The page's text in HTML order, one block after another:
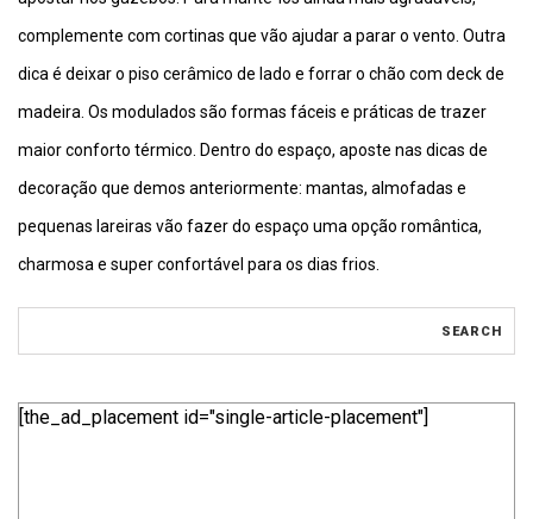
complemente com cortinas que vão ajudar a parar o vento. Outra
dica é deixar o piso cerâmico de lado e forrar o chão com deck de
madeira. Os modulados são formas fáceis e práticas de trazer
maior conforto térmico. Dentro do espaço, aposte nas dicas de
decoração que demos anteriormente: mantas, almofadas e
pequenas lareiras vão fazer do espaço uma opção romântica,
charmosa e super confortável para os dias frios.
[the_ad_placement id="single-article-placement"]